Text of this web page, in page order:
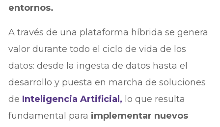
entornos.
A través de una plataforma híbrida se genera
valor durante todo el ciclo de vida de los
datos: desde la ingesta de datos hasta el
desarrollo y puesta en marcha de soluciones
de Inteligencia Artificial, lo que resulta
fundamental para implementar nuevos